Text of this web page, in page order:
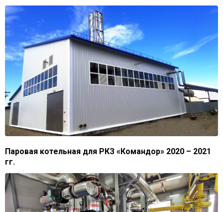
Паровая котельная для РКЗ «Командор» 2020 – 2021
гг.